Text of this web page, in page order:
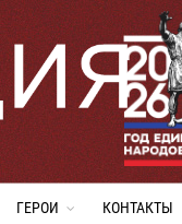
ГЕРОИ КОНТАКТЫ